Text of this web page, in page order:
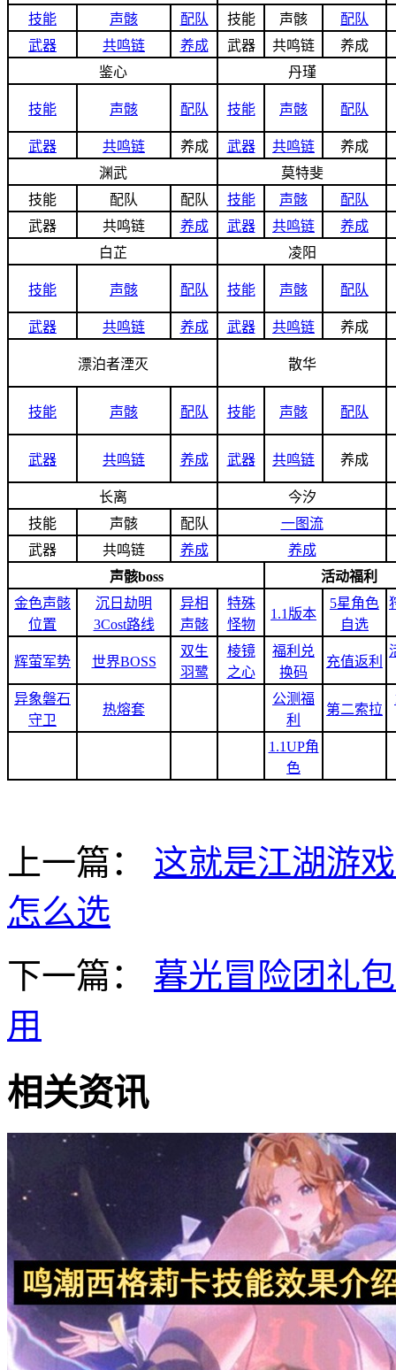
技能
声骸 配队 技能 声骸
配队
武器
共鸣链 养成 武器 共鸣链
养成
鉴心
丹瑾
技能 声骸 配队 技能 声骸 配队
武器 共鸣链 养成 武器 共鸣链
养成
渊武
莫特斐
技能
配队 配队 技能 声骸
配队
武器
共鸣链 养成 武器 共鸣链
养成
白芷
凌阳
技能 声骸 配队 技能 声骸 配队
武器 共鸣链 养成 武器 共鸣链 养成
漂泊者湮灭 散华
技能 声骸 配队 技能 声骸 配队
武器 共鸣链 养成 武器 共鸣链 养成
长离
今汐
技能
声骸 配队
一图流
武器
共鸣链 养成
养成
声骸boss
活动福利
金色声骸
位置
沉日劫明
3Cost路线
异相
声骸
特殊
怪物
1.1版本
5星角色
自选
辉萤军势 世界BOSS
双生
羽鹭
棱镜
之心
福利兑
换码
充值返利
异象磐石
守卫
热熔套
公测福
利
第二索拉
1.1UP角
色
上一篇：
这就是江湖游
怎么选
下一篇：
暮光冒险团礼
用
相关资讯